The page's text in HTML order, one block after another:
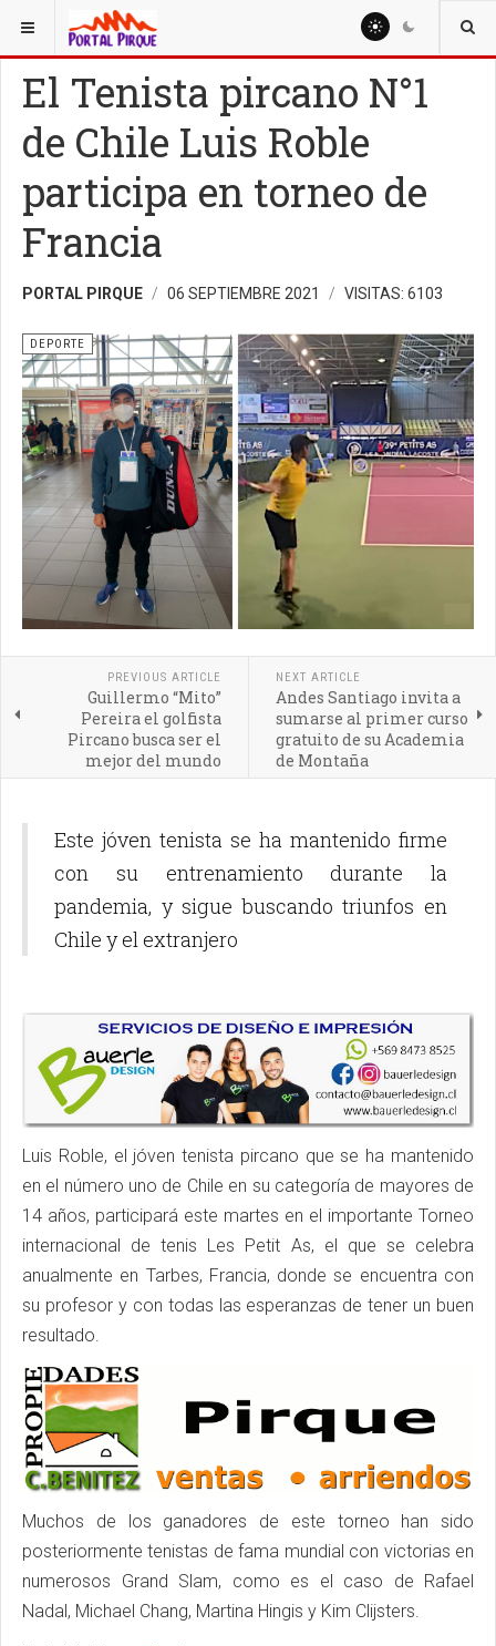
ESTÁ AQUÍ: DEPORTE
El Tenista pircano N°1
de Chile Luis Roble
participa en torneo de
Francia
PORTAL PIRQUE 06 SEPTIEMBRE 2021 VISITAS: 6103
DEPORTE
PREVIOUS ARTICLE
Guillermo “Mito”
Pereira el golfista
Pircano busca ser el
mejor del mundo
NEXT ARTICLE
Andes Santiago invita a
sumarse al primer curso
gratuito de su Academia
de Montaña
Este jóven tenista se ha mantenido firme
con su entrenamiento durante la
pandemia, y sigue buscando triunfos en
Chile y el extranjero
Luis Roble, el jóven tenista pircano que se ha mantenido
en el número uno de Chile en su categoría de mayores de
14 años, participará este martes en el importante Torneo
internacional de tenis Les Petit As, el que se celebra
anualmente en Tarbes, Francia, donde se encuentra con
su profesor y con todas las esperanzas de tener un buen
resultado.
Muchos de los ganadores de este torneo han sido
posteriormente tenistas de fama mundial con victorias en
numerosos Grand Slam, como es el caso de Rafael
Nadal, Michael Chang, Martina Hingis y Kim Clijsters.